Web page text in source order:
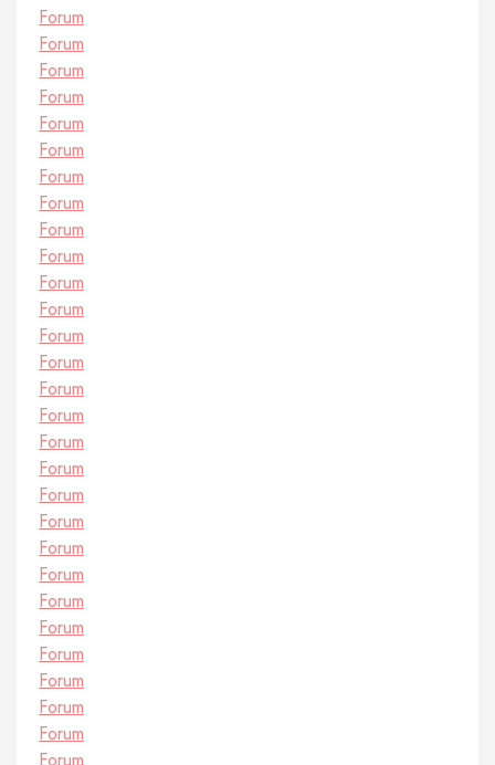
Forum
Forum
Forum
Forum
Forum
Forum
Forum
Forum
Forum
Forum
Forum
Forum
Forum
Forum
Forum
Forum
Forum
Forum
Forum
Forum
Forum
Forum
Forum
Forum
Forum
Forum
Forum
Forum